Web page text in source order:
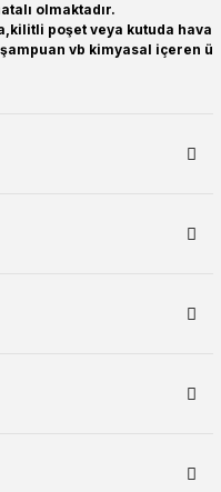
olmaktadır.
poşet veya kutuda hava
vb kimyasal içeren ü